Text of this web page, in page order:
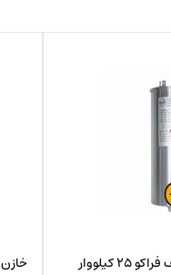
خازن سه‌فاز فشار ضعیف فراکو 25 کیلووار